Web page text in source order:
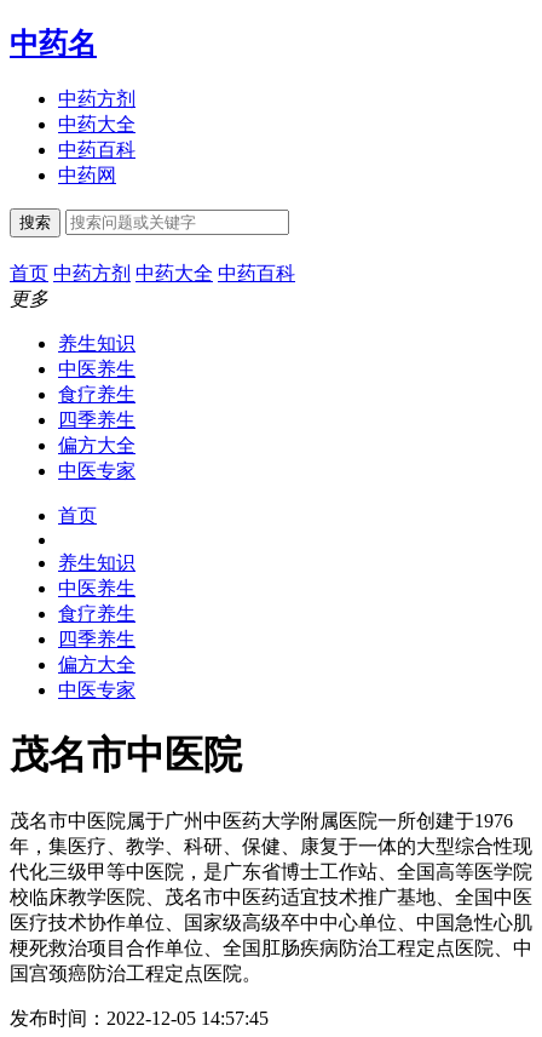
中药名
中药方剂
中药大全
中药百科
中药网
搜索
首页 中药方剂 中药大全 中药百科
更多
养生知识
中医养生
食疗养生
四季养生
偏方大全
中医专家
首页
养生知识
中医养生
食疗养生
四季养生
偏方大全
中医专家
茂名市中医院
茂名市中医院属于广州中医药大学附属医院一所创建于1976
年，集医疗、教学、科研、保健、康复于一体的大型综合性现
代化三级甲等中医院，是广东省博士工作站、全国高等医学院
校临床教学医院、茂名市中医药适宜技术推广基地、全国中医
医疗技术协作单位、国家级高级卒中中心单位、中国急性心肌
梗死救治项目合作单位、全国肛肠疾病防治工程定点医院、中
国宫颈癌防治工程定点医院。
发布时间：2022-12-05 14:57:45